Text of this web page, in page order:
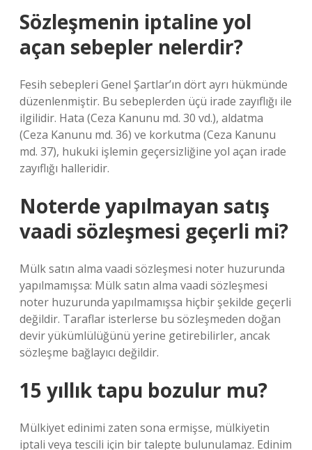
Sözleşmenin iptaline yol
açan sebepler nelerdir?
Fesih sebepleri Genel Şartlar’ın dört ayrı hükmünde
düzenlenmiştir. Bu sebeplerden üçü irade zayıflığı ile
ilgilidir. Hata (Ceza Kanunu md. 30 vd.), aldatma
(Ceza Kanunu md. 36) ve korkutma (Ceza Kanunu
md. 37), hukuki işlemin geçersizliğine yol açan irade
zayıflığı halleridir.
Noterde yapılmayan satış
vaadi sözleşmesi geçerli mi?
Mülk satın alma vaadi sözleşmesi noter huzurunda
yapılmamışsa: Mülk satın alma vaadi sözleşmesi
noter huzurunda yapılmamışsa hiçbir şekilde geçerli
değildir. Taraflar isterlerse bu sözleşmeden doğan
devir yükümlülüğünü yerine getirebilirler, ancak
sözleşme bağlayıcı değildir.
15 yıllık tapu bozulur mu?
Mülkiyet edinimi zaten sona ermişse, mülkiyetin
iptali veya tescili için bir talepte bulunulamaz. Edinim